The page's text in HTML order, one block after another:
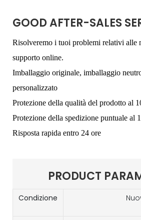
GOOD AFTER-SALES
Risolveremo i tuoi problemi relativi alle
supporto online.
Imballaggio originale, imballaggio
personalizzato
Protezione della qualità del prodotto al
Protezione della spedizione puntuale al
Risposta rapida entro 24 ore
PRODUCT
Condizione